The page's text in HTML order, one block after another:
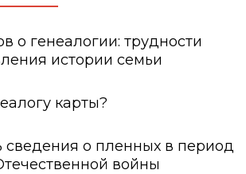
о генеалогии: трудности
истории семьи
карты?
сведения о пленных в период
войны